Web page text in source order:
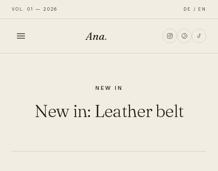
VOL. 01 — 2026 DE / EN
Ana.
NEW IN
New in: Leather belt